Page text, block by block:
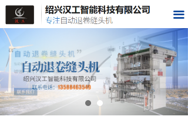
끀
首页
关于我们
样品展示
视频展示
荣誉资质